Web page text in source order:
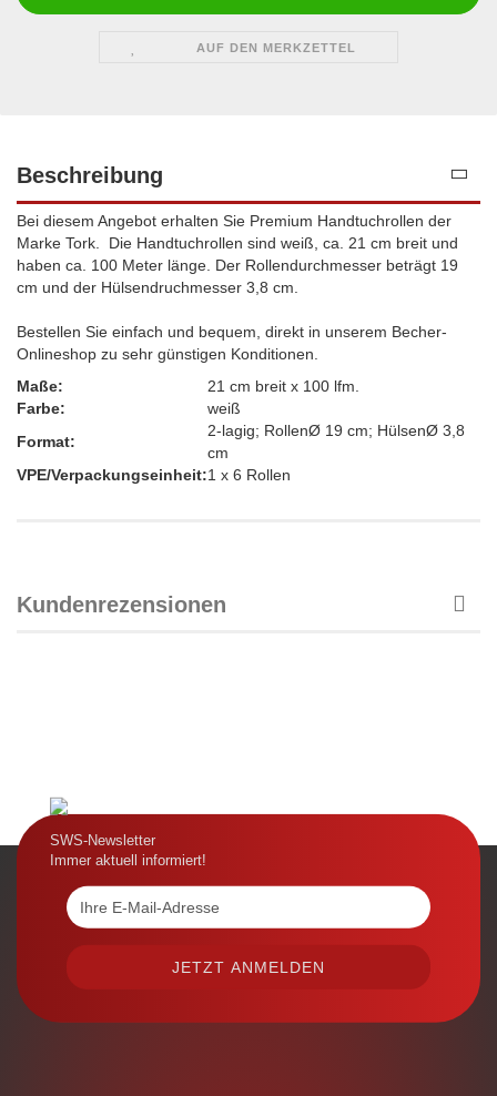
AUF DEN MERKZETTEL
Beschreibung
Bei diesem Angebot erhalten Sie Premium Handtuchrollen der
Marke Tork. Die Handtuchrollen sind weiß, ca. 21 cm breit und
haben ca. 100 Meter länge. Der Rollendurchmesser beträgt 19
cm und der Hülsendruchmesser 3,8 cm.
Bestellen Sie einfach und bequem, direkt in unserem Becher-
Onlineshop zu sehr günstigen Konditionen.
Maße:
21 cm breit x 100 lfm.
Farbe:
weiß
Format:
2-lagig; RollenØ 19 cm; HülsenØ 3,8
cm
VPE/Verpackungseinheit:1 x 6 Rollen
Kundenrezensionen
SWS-Newsletter
Immer aktuell informiert!